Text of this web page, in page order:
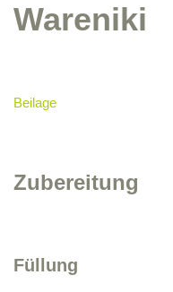
Wareniki
Beilage
Zubereitung
Füllung